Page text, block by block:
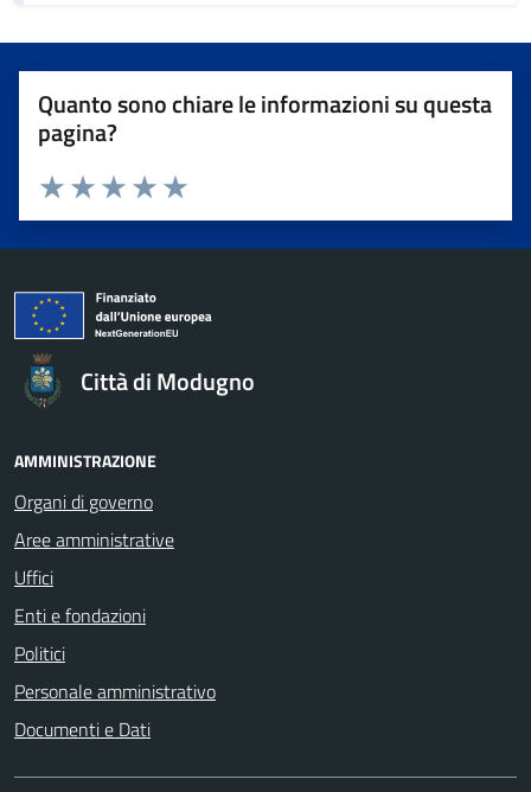
Quanto sono chiare le informazioni su questa
pagina?
Valuta da 1 a 5 stelle la pagina
Valuta 5 stelle su 5
Valuta 4 stelle su 5
Valuta 3 stelle su 5
Valuta 2 stelle su 5
Valuta 1 stelle su 5
Città di Modugno
AMMINISTRAZIONE
Organi di governo
Aree amministrative
Uffici
Enti e fondazioni
Politici
Personale amministrativo
Documenti e Dati